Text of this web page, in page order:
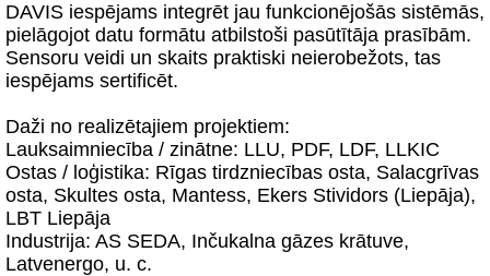
DAVIS iespējams integrēt jau funkcionējošās sistēmās,
pielāgojot datu formātu atbilstoši pasūtītāja prasībām.
Sensoru veidi un skaits praktiski neierobežots, tas
iespējams sertificēt.
Daži no realizētajiem projektiem:
Lauksaimniecība / zinātne: LLU, PDF, LDF, LLKIC
Ostas / loģistika: Rīgas tirdzniecības osta, Salacgrīvas
osta, Skultes osta, Mantess, Ekers Stividors (Liepāja),
LBT Liepāja
Industrija: AS SEDA, Inčukalna gāzes krātuve,
Latvenergo, u. c.